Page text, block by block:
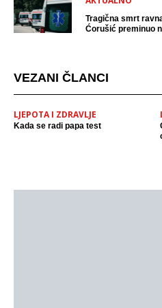
Tragična smrt
Ćorušić preminuo
VEZANI ČLANCI
LJEPOTA I ZDRAVLJE
Kada se radi papa test